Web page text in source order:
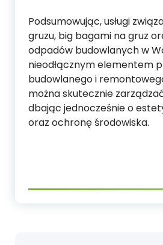
Podsumowując, usługi
gruzu, big bagami na gruz
odpadów budowlanych w
nieodłącznym elementem
budowlanego i
można skutecznie
dbając jednocześnie o
oraz ochronę środowiska.